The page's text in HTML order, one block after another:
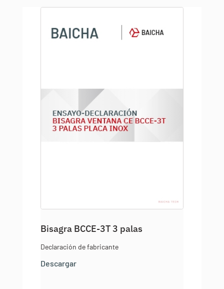
Bisagra BCCE-3T 3 palas
Declaración de fabricante
Descargar